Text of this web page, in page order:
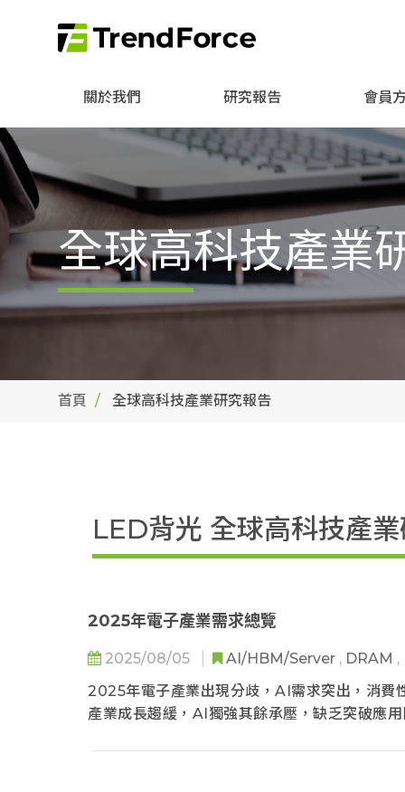
關於我們 研究報告 會員
全球高科技產業
首頁 全球高科技產業研究報告
LED背光 全球高科技產
2025年電子產業需求總覽
2025/08/05 AI/HBM/Server , DRAM ,
2025年電子產業出現分歧，AI需求突出，消費
產業成長趨緩，AI獨強其餘承壓，缺乏突破應用